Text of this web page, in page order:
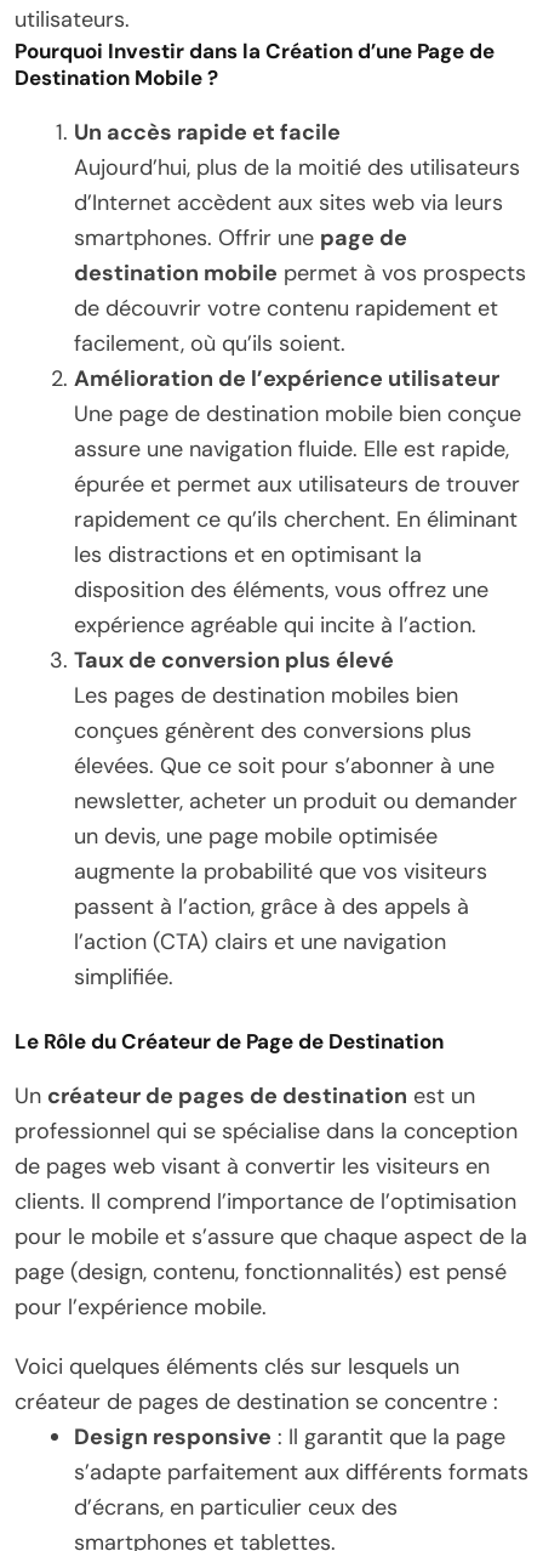
utilisateurs.
Pourquoi Investir dans la Création d’une Page de
Destination Mobile ?
Un accès rapide et facile
Aujourd’hui, plus de la moitié des utilisateurs
d’Internet accèdent aux sites web via leurs
smartphones. Offrir une page de
destination mobile permet à vos prospects
de découvrir votre contenu rapidement et
facilement, où qu’ils soient.
Amélioration de l’expérience utilisateur
Une page de destination mobile bien conçue
assure une navigation fluide. Elle est rapide,
épurée et permet aux utilisateurs de trouver
rapidement ce qu’ils cherchent. En éliminant
les distractions et en optimisant la
disposition des éléments, vous offrez une
expérience agréable qui incite à l’action.
Taux de conversion plus élevé
Les pages de destination mobiles bien
conçues génèrent des conversions plus
élevées. Que ce soit pour s’abonner à une
newsletter, acheter un produit ou demander
un devis, une page mobile optimisée
augmente la probabilité que vos visiteurs
passent à l’action, grâce à des appels à
l’action (CTA) clairs et une navigation
simplifiée.
Le Rôle du Créateur de Page de Destination
Un créateur de pages de destination est un
professionnel qui se spécialise dans la conception
de pages web visant à convertir les visiteurs en
clients. Il comprend l’importance de l’optimisation
pour le mobile et s’assure que chaque aspect de la
page (design, contenu, fonctionnalités) est pensé
pour l’expérience mobile.
Voici quelques éléments clés sur lesquels un
créateur de pages de destination se concentre :
Design responsive : Il garantit que la page
s’adapte parfaitement aux différents formats
d’écrans, en particulier ceux des
smartphones et tablettes.